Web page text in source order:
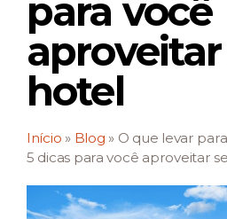
para você
hotel
Início » Blog » O que levar
5 dicas para você aproveitar